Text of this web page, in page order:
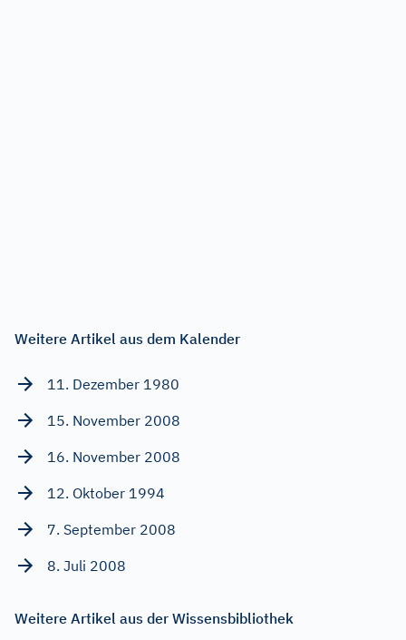
Weitere Artikel aus dem Kalender
11. Dezember 1980
15. November 2008
16. November 2008
12. Oktober 1994
7. September 2008
8. Juli 2008
Weitere Artikel aus der Wissensbibliothek